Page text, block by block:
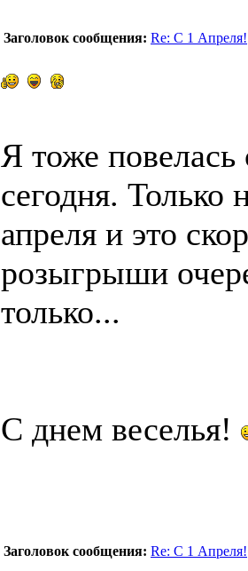
Заголовок сообщения: Re: C 1 Апреля!
Я тоже повелась
сегодня. Только
апреля и это
розыгрыши
только...
С днем веселья!
Заголовок сообщения: Re: C 1 Апреля!